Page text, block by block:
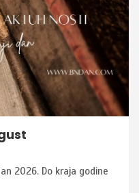
2026. Do kraja godine